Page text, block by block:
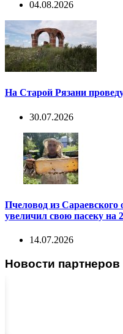
04.08.2026
На Старой Рязани
30.07.2026
Пчеловод из Сараевского
увеличил свою пасеку на
14.07.2026
Новости партнеров